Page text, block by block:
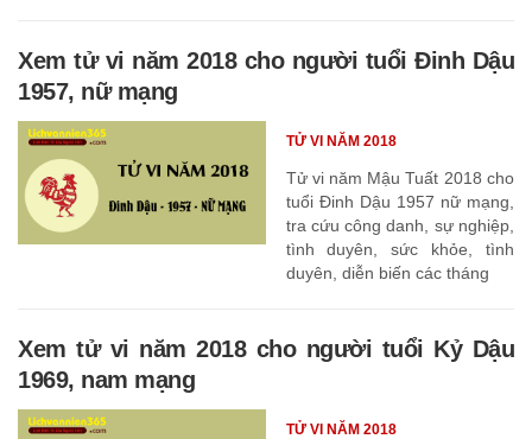
Xem tử vi năm 2018 cho người tuổi Đinh Dậu
1957, nữ mạng
Tử vi năm Mậu Tuất 2018 cho
tuổi Đinh Dậu 1957 nữ mạng,
tra cứu công danh, sự nghiệp,
tình duyên, sức khỏe, tình
duyên, diễn biến các tháng
TỬ VI NĂM 2018
Xem tử vi năm 2018 cho người tuổi Kỷ Dậu
1969, nam mạng
TỬ VI NĂM 2018